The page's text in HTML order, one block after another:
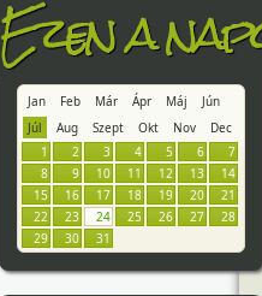
Ezen a
Jan Feb Már Ápr Máj
Jún
Júl
Aug Szept Okt Nov
Dec
1
2 3 4 5 6
7
8
9 10 11 12 13
14
15
16 17 18 19 20
21
22
23 24 25 26 27
28
29
30 31